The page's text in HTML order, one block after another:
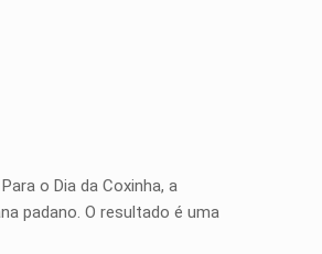
o Dia da Coxinha, a
padano. O resultado é uma